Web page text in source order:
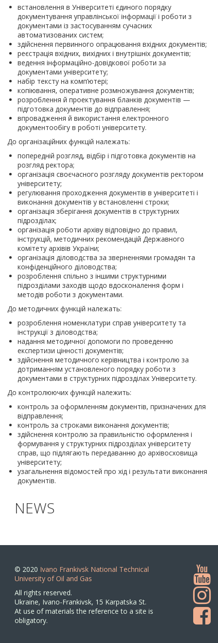
встановлення в Університеті єдиного порядку
документування управлінської інформації і роботи з
документами із застосуванням сучасних
автоматизованих систем;
здійснення первинного опрацювання вхідних документів;
реєстрація вхідних, вихідних і внутрішніх документів;
ведення інформаційно-довідкової роботи за
документами університету;
набір тексту на комп’ютері;
копіювання, оперативне розмножування документів;
розроблення й проектування бланків документів —
підготовка документів до відправлення;
впровадження й використання електронного
документообігу в роботі університету.
До організаційних функцій належать:
попередній розгляд, відбір і підготовка документів на
розгляд ректора;
організація своєчасного розгляду документів ректором
університету;
регулювання проходження документів в університеті і
виконання документів у встановленні строки;
організація зберігання документів в структурних
підрозділах;
організація роботи архіву відповідно до правил,
інструкцій, методичних рекомендацій Державного
комітету архівів України;
організація діловодства за зверненнями громадян та
конфіденційного діловодства;
розроблення спільно з іншими структурними
підрозділами заходів щодо вдосконалення форм і
методів роботи з документами.
До методичних функцій належать:
розроблення номенклатури справ університету та
інструкції з діловодства;
надання методичної допомоги по проведенню
експертизи цінності документів;
здійснення методичного керівництва і контролю за
дотриманням установленого порядку роботи з
документами в структурних підрозділах Університету.
До контролюючих функцій належить:
контроль за оформленням документів, призначених для
відправлення;
контроль за строками виконання документів;
здійснення контролю за правильністю оформлення і
формування у структурних підрозділах університету
справ, що підлягають передаванню до архівосховища
університету;
узагальнення відомостей про хід і результати виконання
документів.
NEWS
© 2020 Ivano Frankivsk National Technical
University of Oil and Gas
All rights reserved.
Ukraine, Ivano-Frankivsk, 15 Karpatska St.
At use of materials the reference to a site is
obligatory.